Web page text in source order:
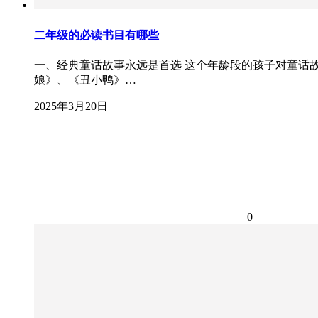
二年级的必读书目有哪些
一、经典童话故事永远是首选 这个年龄段的孩子对童话
娘》、《丑小鸭》…
2025年3月20日
0